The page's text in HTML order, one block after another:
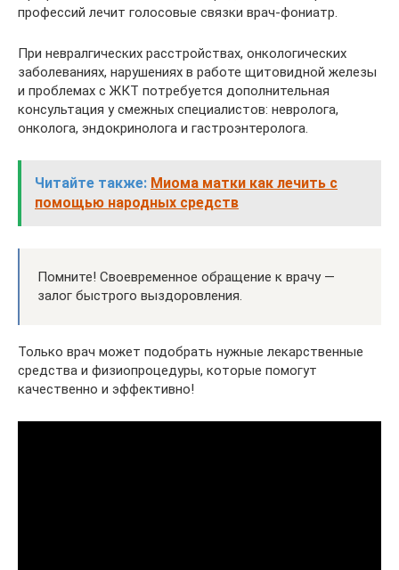
профессий лечит голосовые связки врач-фониатр.
При невралгических расстройствах, онкологических
заболеваниях, нарушениях в работе щитовидной железы
и проблемах с ЖКТ потребуется дополнительная
консультация у смежных специалистов: невролога,
онколога, эндокринолога и гастроэнтеролога.
Читайте также: Миома матки как лечить с
помощью народных средств
Помните! Своевременное обращение к врачу —
залог быстрого выздоровления.
Только врач может подобрать нужные лекарственные
средства и физиопроцедуры, которые помогут
качественно и эффективно!